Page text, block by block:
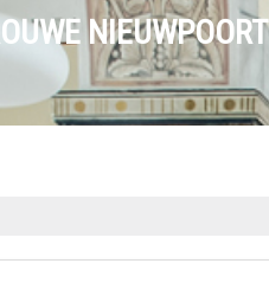
NIEUWPOORT